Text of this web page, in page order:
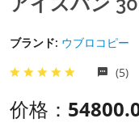
ブランド: ウブロコピー
(5)
价格：